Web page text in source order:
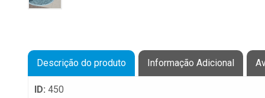
Descrição do produto Informação Adicional
ID: 450